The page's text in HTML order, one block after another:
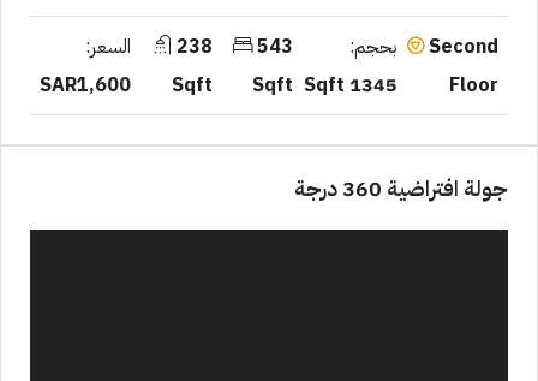
Second
Floor
بحجم:
1345 Sqft
543
Sqft
238
Sqft
السعر:
SAR1,600
جولة افتراضية 360 درجة